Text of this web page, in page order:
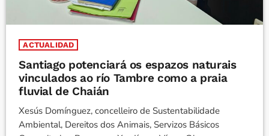
ACTUALIDAD
Santiago potenciará os espazos naturais
vinculados ao río Tambre como a praia
fluvial de Chaián
Xesús Domínguez, concelleiro de Sustentabilidade
Ambiental, Dereitos dos Animais, Servizos Básicos